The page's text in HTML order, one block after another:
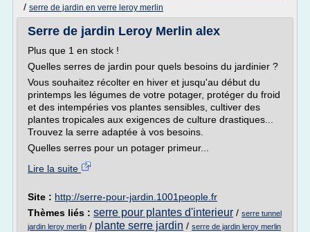
/ serre de jardin en verre leroy merlin
Serre de jardin Leroy Merlin alex
Plus que 1 en stock !
Quelles serres de jardin pour quels besoins du jardinier ?
Vous souhaitez récolter en hiver et jusqu'au début du
printemps les légumes de votre potager, protéger du froid
et des intempéries vos plantes sensibles, cultiver des
plantes tropicales aux exigences de culture drastiques...
Trouvez la serre adaptée à vos besoins.
Quelles serres pour un potager primeur...
Lire la suite
Site : http://serre-pour-jardin.1001people.fr
Thèmes liés : serre pour plantes d'interieur / serre tunnel
jardin leroy merlin / plante serre jardin / serre de jardin leroy merlin